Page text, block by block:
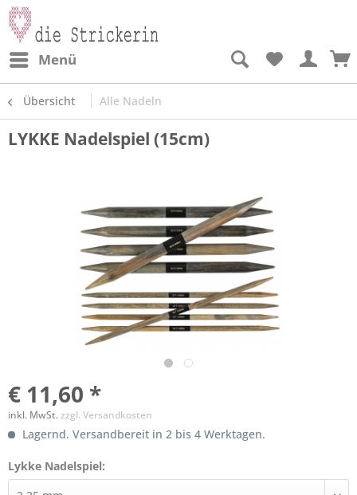
Menü
Übersicht Alle Nadeln
LYKKE Nadelspiel (15cm)
€ 11,60 *
inkl. MwSt.zzgl. Versandkosten
Lagernd. Versandbereit in 2 bis 4 Werktagen.
Lykke Nadelspiel: